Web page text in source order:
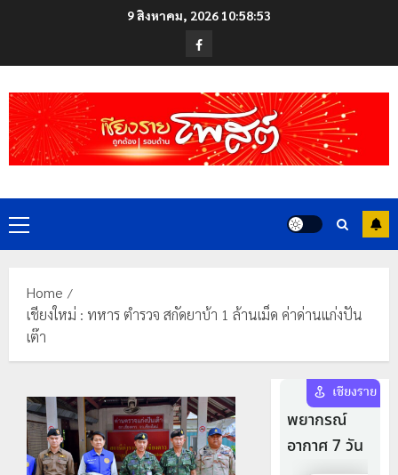
9 สิงหาคม, 2026 10:58:53
Facebook
Primary
Menu
Home
เชียงใหม่ : ทหาร ตำรวจ สกัดยาบ้า 1 ล้านเม็ด ค่าด่านแก่งปัน
เต๊า